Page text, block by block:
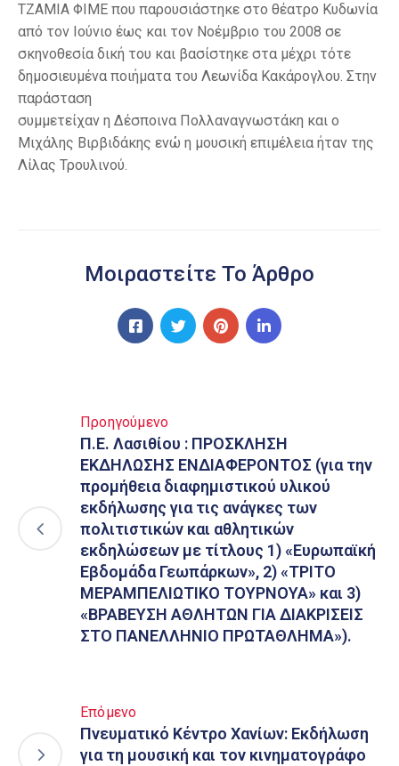
ΤΖΑΜΙΑ ΦΙΜΕ που παρουσιάστηκε στο θέατρο Κυδωνία
από τον Ιούνιο έως και τον Νοέμβριο του 2008 σε
σκηνοθεσία δική του και βασίστηκε στα μέχρι τότε
δημοσιευμένα ποιήματα του Λεωνίδα Κακάρογλου. Στην
παράσταση
συμμετείχαν η Δέσποινα Πολλαναγνωστάκη και ο
Μιχάλης Βιρβιδάκης ενώ η μουσική επιμέλεια ήταν της
Λίλας Τρουλινού.
Μοιραστείτε Το Άρθρο
Προηγούμενο
Π.Ε. Λασιθίου : ΠΡΟΣΚΛΗΣΗ
ΕΚΔΗΛΩΣΗΣ ΕΝΔΙΑΦΕΡΟΝΤΟΣ (για την
προμήθεια διαφημιστικού υλικού
εκδήλωσης για τις ανάγκες των
πολιτιστικών και αθλητικών
εκδηλώσεων με τίτλους 1) «Ευρωπαϊκή
Εβδομάδα Γεωπάρκων», 2) «ΤΡΙΤΟ
ΜΕΡΑΜΠΕΛΙΩΤΙΚΟ ΤΟΥΡΝΟΥΑ» και 3)
«ΒΡΑΒΕΥΣΗ ΑΘΛΗΤΩΝ ΓΙΑ ΔΙΑΚΡΙΣΕΙΣ
ΣΤΟ ΠΑΝΕΛΛΗΝΙΟ ΠΡΩΤΑΘΛΗΜΑ»).
Επόμενο
Πνευματικό Κέντρο Χανίων: Εκδήλωση
για τη μουσική και τον κινηματογράφο